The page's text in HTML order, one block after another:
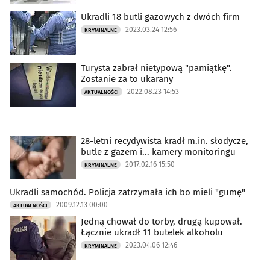
Ukradli 18 butli gazowych z dwóch firm
KRYMINALNE 2023.03.24 12:56
Turysta zabrał nietypową "pamiątkę".
Zostanie za to ukarany
AKTUALNOŚCI 2022.08.23 14:53
28-letni recydywista kradł m.in. słodycze,
butle z gazem i... kamery monitoringu
KRYMINALNE 2017.02.16 15:50
Ukradli samochód. Policja zatrzymała ich bo mieli "gumę"
AKTUALNOŚCI 2009.12.13 00:00
Jedną chował do torby, drugą kupował.
Łącznie ukradł 11 butelek alkoholu
KRYMINALNE 2023.04.06 12:46